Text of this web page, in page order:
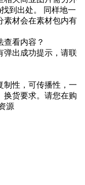
到出处。 同样地一
素材会在素材包内有
查看内容？
弹出成功提示，请联
制性，可传播性，一
换货要求。请您在购
源